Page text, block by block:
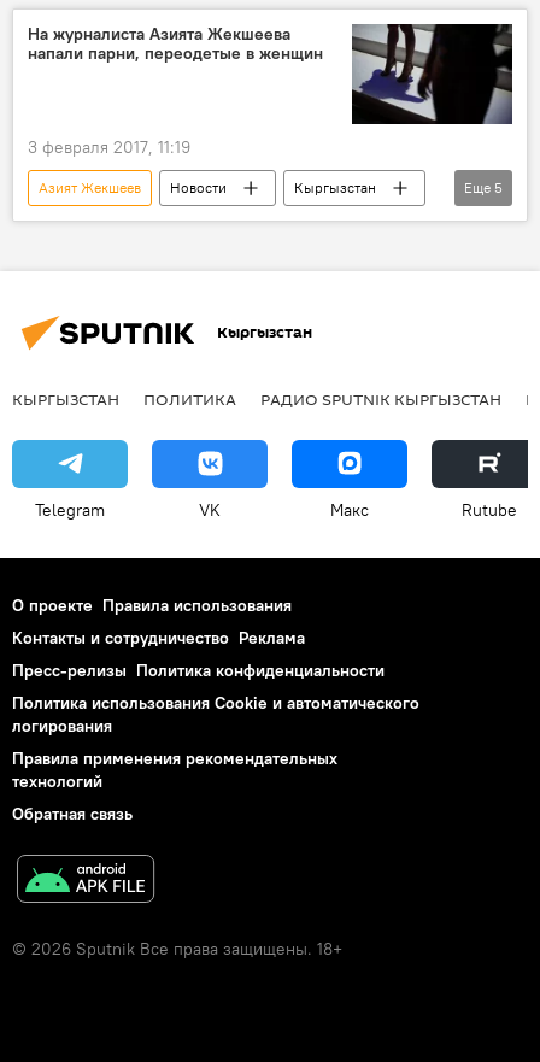
журналист
ведущий
На журналиста Азията Жекшеева
напали парни, переодетые в женщин
3 февраля 2017, 11:19
Азият Жекшеев Новости
Кыргызстан
Происшествия
Общество
Бишкек
Еще 5
Кыргызстан
КЫРГЫЗСТАН ПОЛИТИКА РАДИО SPUTNIK КЫРГЫЗСТАН
Telegram VK Макс Rutube
О проекте Правила использования
Контакты и сотрудничество Реклама
Пресс-релизы Политика конфиденциальности
Политика использования Cookie и автоматического
логирования
Правила применения рекомендательных
технологий
Обратная связь
© 2026 Sputnik Все права защищены. 18+